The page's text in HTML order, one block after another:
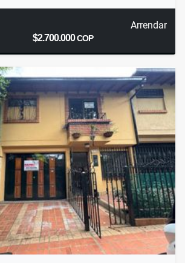
Arrendar
$2.700.000COP